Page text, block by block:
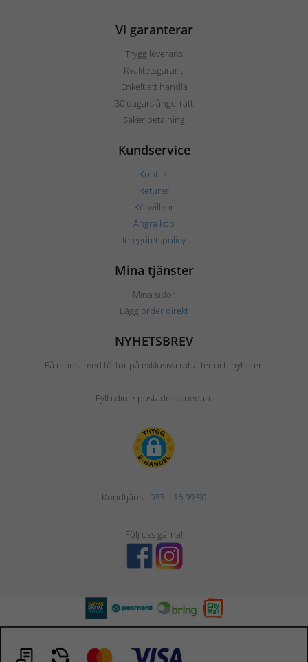
Vi garanterar
Trygg leverans
Kvalitetsgaranti
Enkelt att handla
30 dagars ångerrätt
Säker betalning
Kundservice
Kontakt
Returer
Köpvillkor
Ångra köp
Integritetspolicy
Mina tjänster
Mina sidor
Lägg order direkt
NYHETSBREV
Få e-post med förtur på exklusiva rabatter och nyheter.
Fyll i din e-postadress nedan.
Kundtjänst: 033 – 16 99 50
Följ oss gärna!